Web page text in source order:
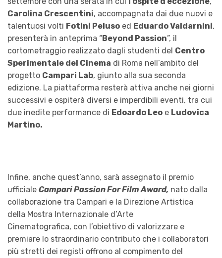
Carolina Crescentini, accompagnata dai due nuovi e
talentuosi volti Fotini Peluso ed Eduardo Valdarnini,
presenterà in anteprima “Beyond Passion”, il
cortometraggio realizzato dagli studenti del Centro
Sperimentale del Cinema di Roma nell’ambito del
progetto Campari Lab, giunto alla sua seconda
edizione. La piattaforma resterà attiva anche nei giorni
successivi e ospiterà diversi e imperdibili eventi, tra cui
due inedite performance di Edoardo Leo e Ludovica
Martino.
Infine, anche quest’anno, sarà assegnato il premio
ufficiale Campari Passion For Film Award, nato dalla
collaborazione tra Campari e la Direzione Artistica
della Mostra Internazionale d’Arte
Cinematografica, con l’obiettivo di valorizzare e
premiare lo straordinario contributo che i collaboratori
più stretti dei registi offrono al compimento del